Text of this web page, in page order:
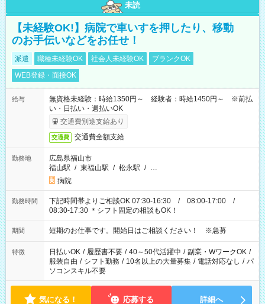
未読
【未経験OK!】病院で車いすを押したり、移動
のお手伝いなどをお任せ！
派遣 職種未経験OK 社会人未経験OK
ブランクOK
WEB登録・面接OK
給与
無資格未経験：時給1350円～ 経験者：時給1450円～ ※前払
い・日払い・週払いOK
交通費別途支給あり
交通費 交通費全額支給
勤務地
広島県福山市
福山駅 / 東福山駅 / 松永駅 / …
病院
勤務時間
下記時間帯よりご相談OK 07:30-16:30 / 08:00-17:00 /
08:30-17:30 ＊シフト固定の相談もOK！
期間 短期のお仕事です。開始日はご相談ください！ ※急募
特徴 日払いOK / 履歴書不要 / 40～50代活躍中 / 副業・WワークOK /
服装自由 / シフト勤務 / 10名以上の大量募集 / 電話対応なし / パ
ソコンスキル不要
気になる！ 応募する 詳細へ